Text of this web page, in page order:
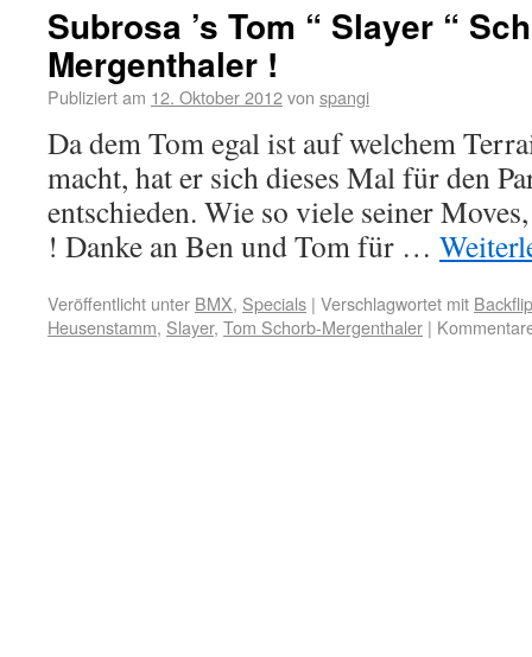
Subrosa ’s Tom “ Slayer “
Mergenthaler !
Publiziert am 12. Oktober 2012von spangi
Da dem Tom egal ist auf welchem
macht, hat er sich dieses Mal für den
entschieden. Wie so viele seiner
! Danke an Ben und Tom für …
Veröffentlicht unter BMX, Specials | Verschlagwortet mit Backflip
Heusenstamm, Slayer, Tom Schorb-Mergenthaler |